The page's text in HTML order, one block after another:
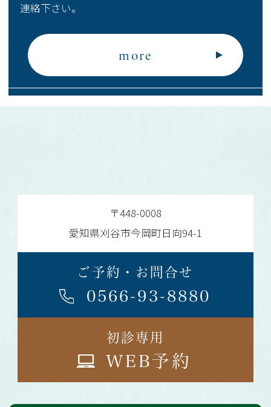
連絡下さい。
more
〒448-0008
愛知県刈谷市今岡町日向94-1
ご予約・お問合せ
0566-93-8880
初診専用
WEB予約